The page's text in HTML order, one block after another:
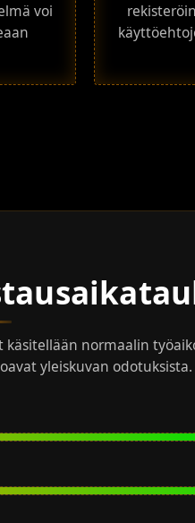
voi
normaalin
yleiskuvan odotuksista.